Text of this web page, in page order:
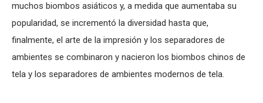
muchos biombos asiáticos y, a medida que aumentaba su
popularidad, se incrementó la diversidad hasta que,
finalmente, el arte de la impresión y los separadores de
ambientes se combinaron y nacieron los biombos chinos de
tela y los separadores de ambientes modernos de tela.